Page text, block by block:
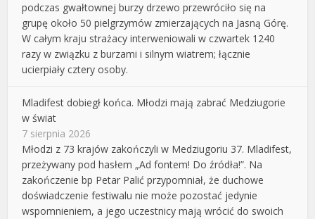
podczas gwałtownej burzy drzewo przewróciło się na
grupę około 50 pielgrzymów zmierzających na Jasną Górę.
W całym kraju strażacy interweniowali w czwartek 1240
razy w związku z burzami i silnym wiatrem; łącznie
ucierpiały cztery osoby.
Mladifest dobiegł końca. Młodzi mają zabrać Medziugorie
w świat
7 sierpnia 2026
Młodzi z 73 krajów zakończyli w Medziugoriu 37. Mladifest,
przeżywany pod hasłem „Ad fontem! Do źródła!”. Na
zakończenie bp Petar Palić przypomniał, że duchowe
doświadczenie festiwalu nie może pozostać jedynie
wspomnieniem, a jego uczestnicy mają wrócić do swoich